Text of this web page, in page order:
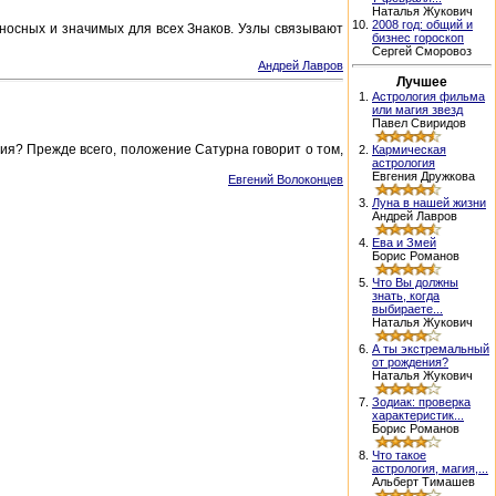
и значимых для всех Знаков. Узлы связывают
Андрей Лавров
Прежде всего, положение Сатурна говорит о том,
Евгений Волоконцев
Наталья Жукович
10. 2008 год: общий и
бизнес гороскоп
Сергей Сморовоз
Лучшее
1. Астрология фильма
или магия звезд
Павел Свиридов
2. Кармическая
астрология
Евгения Дружкова
3. Луна в нашей жизни
Андрей Лавров
4. Ева и Змей
Борис Романов
5. Что Вы должны
знать, когда
выбираете...
Наталья Жукович
6. А ты экстремальный
от рождения?
Наталья Жукович
7. Зодиак: проверка
характеристик...
Борис Романов
8. Что такое
астрология, магия,...
Альберт Тимашев